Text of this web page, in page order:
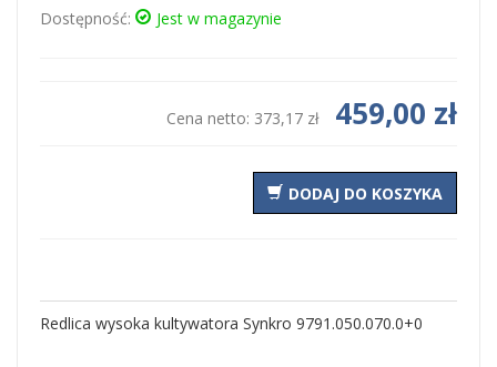
Dostępność: Jest w magazynie
Cena netto: 373,17 zł 459,00 zł
DODAJ DO KOSZYKA
Redlica wysoka kultywatora Synkro 9791.050.070.0+0